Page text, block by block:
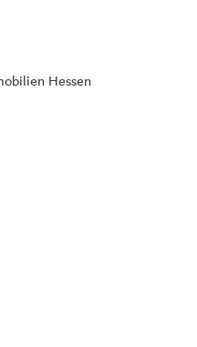
Hessen